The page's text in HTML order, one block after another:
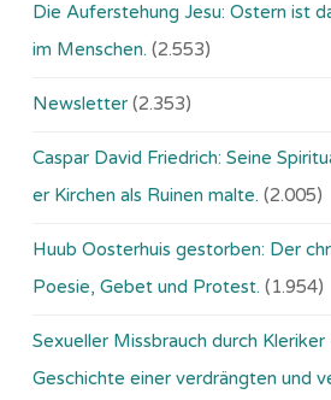
Die Auferstehung Jesu: Ostern ist
im Menschen. (2.553)
Newsletter (2.353)
Caspar David Friedrich: Seine
er Kirchen als Ruinen malte. (2.005)
Huub Oosterhuis gestorben: Der
Poesie, Gebet und Protest. (1.954)
Sexueller Missbrauch durch
Geschichte einer verdrängten und